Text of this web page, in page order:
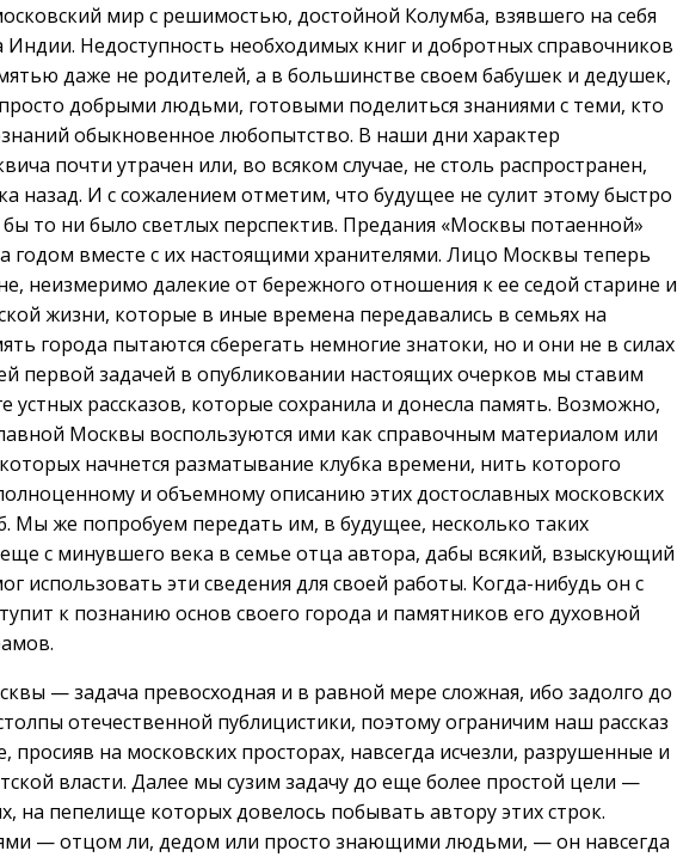
мир с решимостью, достойной Колумба, взявшего на себя
Индии. Недоступность необходимых книг и добротных справочников
даже не родителей, а в большинстве своем бабушек и дедушек,
добрыми людьми, готовыми поделиться знаниями с теми, кто
обыкновенное любопытство. В наши дни характер
почти утрачен или, во всяком случае, не столь распространен,
назад. И с сожалением отметим, что будущее не сулит этому быстро
то ни было светлых перспектив. Предания «Москвы потаенной»
годом вместе с их настоящими хранителями. Лицо Москвы теперь
неизмеримо далекие от бережного отношения к ее седой старине и
жизни, которые в иные времена передавались в семьях на
города пытаются сберегать немногие знатоки, но и они не в силах
первой задачей в опубликовании настоящих очерков мы ставим
устных рассказов, которые сохранила и донесла память. Возможно,
Москвы воспользуются ими как справочным материалом или
начнется разматывание клубка времени, нить которого
и объемному описанию этих достославных московских
Мы же попробуем передать им, в будущее, несколько таких
еще с минувшего века в семье отца автора, дабы всякий, взыскующий
использовать эти сведения для своей работы. Когда-нибудь он с
к познанию основ своего города и памятников его духовной
— задача превосходная и в равной мере сложная, ибо задолго до
отечественной публицистики, поэтому ограничим наш рассказ
на московских просторах, навсегда исчезли, разрушенные и
власти. Далее мы сузим задачу до еще более простой цели —
на пепелище которых довелось побывать автору этих строк.
— отцом ли, дедом или просто знающими людьми, — он навсегда